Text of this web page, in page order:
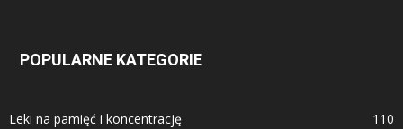
POPULARNE KATEGORIE
Leki na pamięć i koncentrację
110